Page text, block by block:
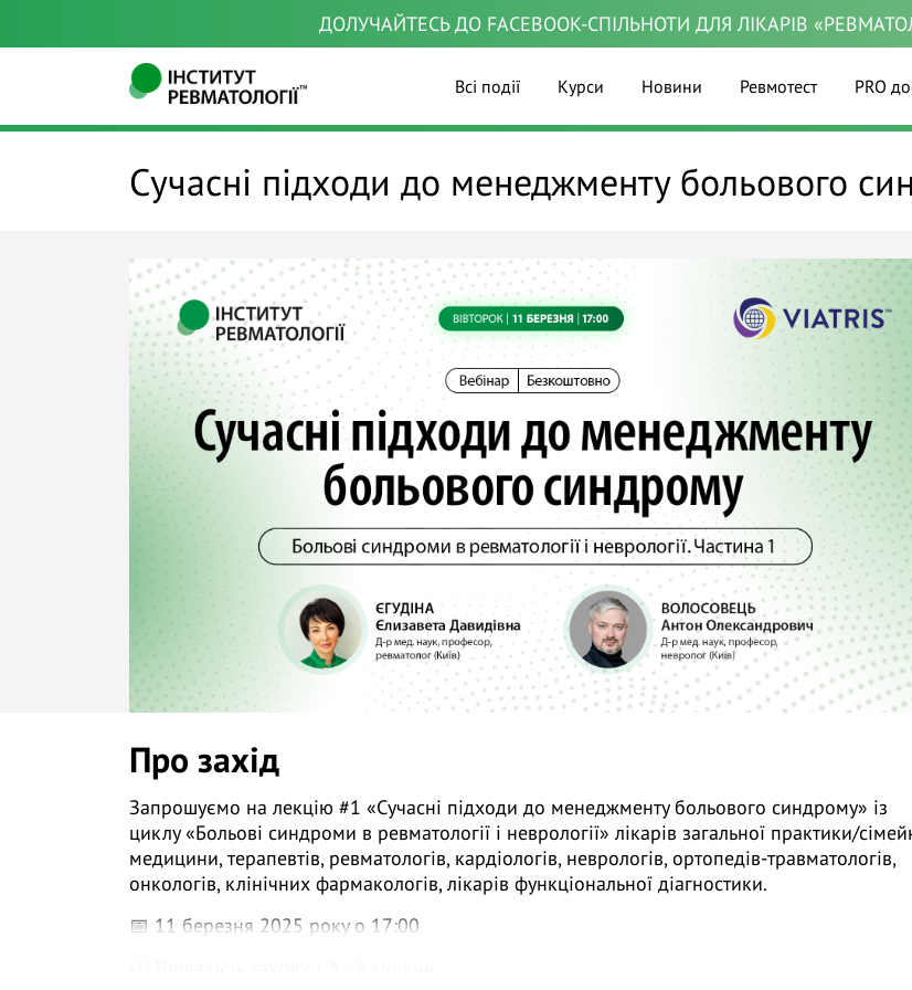
ДОЛУЧАЙТЕСЬ ДО FACEBOOK-СПІЛЬНОТИ ДЛЯ ЛІКАРІВ
Всі події Курси Новини Ревмотест PRO
Сучасні підходи до менеджменту больового
Про захід
Запрошуємо на лекцію #1 «Сучасні підходи до менеджменту больового синдрому» із
циклу «Больові синдроми в ревматології і неврології» лікарів загальної практики/
медицини, терапевтів, ревматологів, кардіологів, неврологів, ортопедів-травматологів,
онкологів, клінічних фармакологів, лікарів функціональної діагностики.
📅 11 березня 2025 року о 17:00